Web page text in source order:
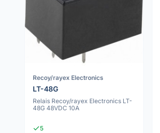
Recoy/rayex Electronics
LT-48G
Relais Recoy/rayex Electronics LT-
48G 48VDC 10A
5